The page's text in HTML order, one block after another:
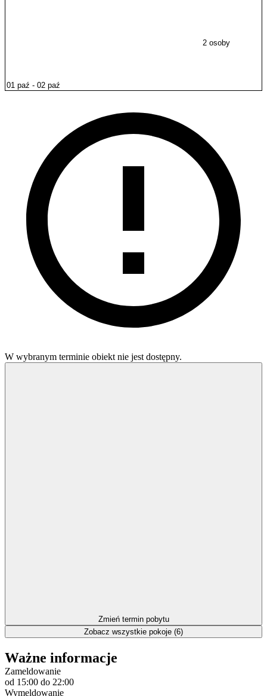
2 osoby
W wybranym terminie obiekt nie jest dostępny.
Zmień termin pobytu
Zobacz wszystkie pokoje (6)
Ważne informacje
Zameldowanie
od 15:00 do 22:00
Wymeldowanie